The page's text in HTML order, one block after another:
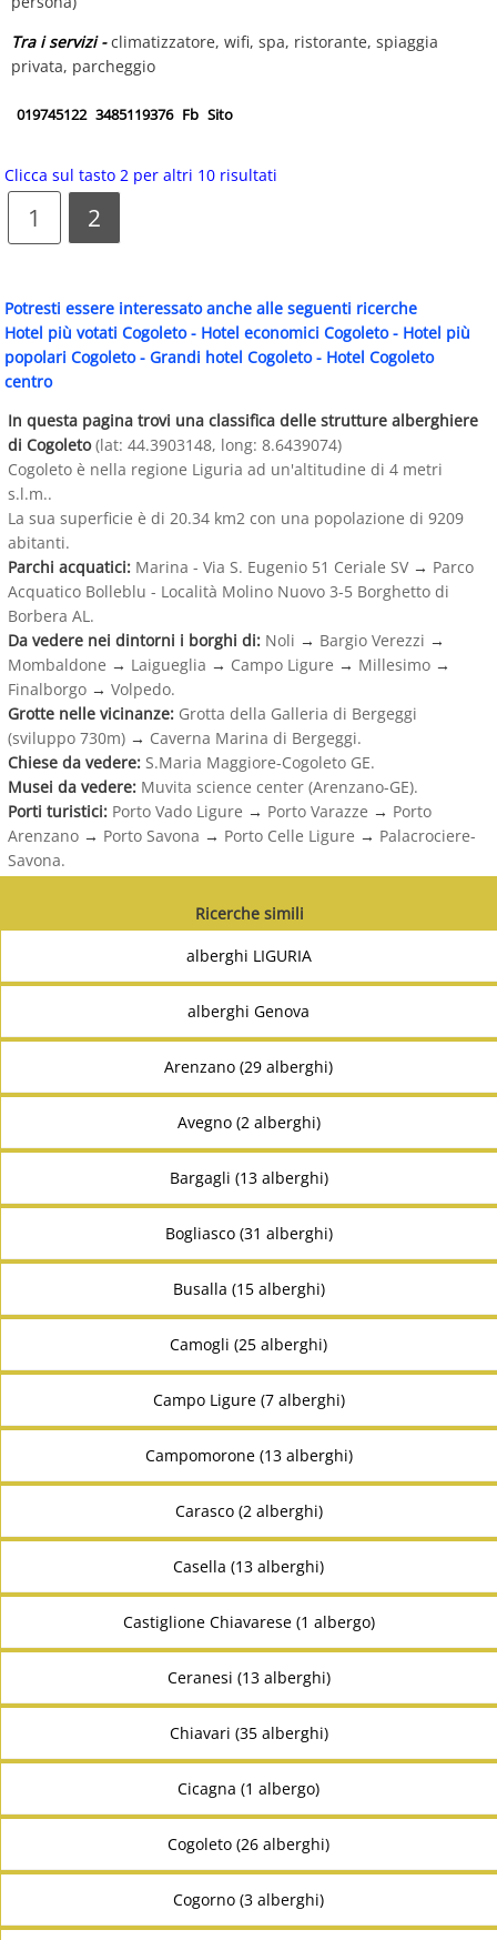
Tra i servizi -climatizzatore, wifi, spa, ristorante, spiaggia
privata, parcheggio
019745122 3485119376 Fb Sito
Clicca sul tasto 2 per altri 10 risultati
1 2
Potresti essere interessato anche alle seguenti ricerche
Hotel più votati Cogoleto- Hotel economici Cogoleto- Hotel più
popolari Cogoleto- Grandi hotel Cogoleto- Hotel Cogoleto
centro
In questa pagina trovi una classifica delle strutture alberghiere
di Cogoleto(lat: 44.3903148, long: 8.6439074)
Cogoleto è nella regione Liguria ad un'altitudine di 4 metri
s.l.m..
La sua superficie è di 20.34 km2 con una popolazione di 9209
abitanti.
Parchi acquatici: Marina - Via S. Eugenio 51 Ceriale SV → Parco
Acquatico Bolleblu - Località Molino Nuovo 3-5 Borghetto di
Borbera AL.
Da vedere nei dintorni i borghi di: Noli → Bargio Verezzi →
Mombaldone → Laigueglia → Campo Ligure → Millesimo →
Finalborgo → Volpedo.
Grotte nelle vicinanze: Grotta della Galleria di Bergeggi
(sviluppo 730m) → Caverna Marina di Bergeggi.
Chiese da vedere: S.Maria Maggiore-Cogoleto GE.
Musei da vedere: Muvita science center (Arenzano-GE).
Porti turistici: Porto Vado Ligure → Porto Varazze → Porto
Arenzano → Porto Savona → Porto Celle Ligure → Palacrociere-
Savona.
Ricerche simili
alberghi LIGURIA
alberghi Genova
Arenzano (29 alberghi)
Avegno (2 alberghi)
Bargagli (13 alberghi)
Bogliasco (31 alberghi)
Busalla (15 alberghi)
Camogli (25 alberghi)
Campo Ligure (7 alberghi)
Campomorone (13 alberghi)
Carasco (2 alberghi)
Casella (13 alberghi)
Castiglione Chiavarese (1 albergo)
Ceranesi (13 alberghi)
Chiavari (35 alberghi)
Cicagna (1 albergo)
Cogoleto (26 alberghi)
Cogorno (3 alberghi)